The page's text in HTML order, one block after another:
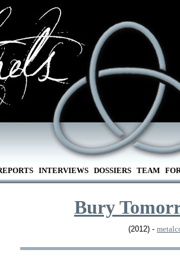
INTERVIEWS DOSSIERS TEAM
Bury
(2012) -